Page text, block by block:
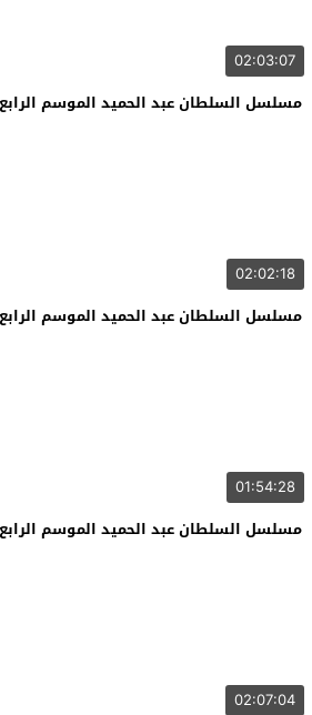
02:03:07
مسلسل السلطان عبد الحميد الموسم الرابع
02:02:18
مسلسل السلطان عبد الحميد الموسم الرابع
01:54:28
مسلسل السلطان عبد الحميد الموسم الرابع
02:07:04